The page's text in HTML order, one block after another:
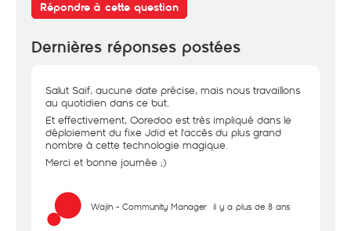
Répondre à cette question
Dernières réponses postées
Salut Saif, aucune date précise, mais nous travaillons
au quotidien dans ce but.
Et effectivement, Ooredoo est très impliqué dans le
déploiement du fixe Jdid et l'accès du plus grand
nombre à cette technologie magique.
Merci et bonne journée ;)
Wajih - Community Manager il y a plus de 8 ans